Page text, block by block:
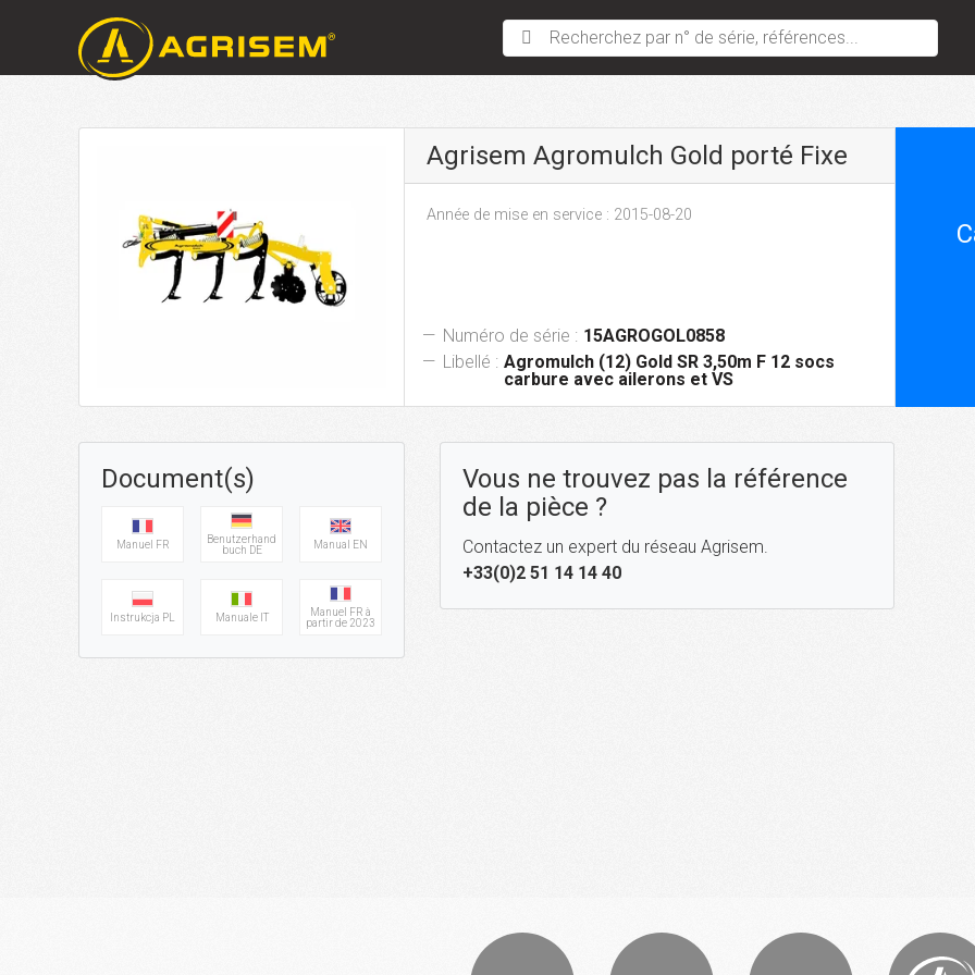
Recherchez par n° de série, références...
Agrisem Agromulch Gold porté Fixe
Année de mise en service : 2015-08-20
Numéro de série : 15AGROGOL0858
Libellé : Agromulch (12) Gold SR 3,50m F 12 socs
carbure avec ailerons et VS
Document(s)
Manuel FR
Benutzerhand
buch DE
Manual EN
Instrukcja PL Manuale IT
Manuel FR à
partir de 2023
Vous ne trouvez pas la référence
de la pièce ?
Contactez un expert du réseau Agrisem.
+33(0)2 51 14 14 40